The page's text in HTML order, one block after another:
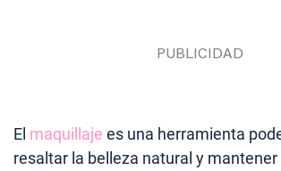
El maquillaje es una herramienta
resaltar la belleza natural y